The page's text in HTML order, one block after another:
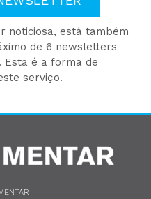
noticiosa, está também
de 6 newsletters
Esta é a forma de
serviço.